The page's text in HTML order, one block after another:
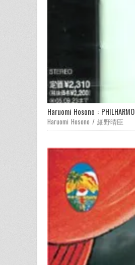
Haruomi Hosono :
Haruomi Hosono / 細野晴臣